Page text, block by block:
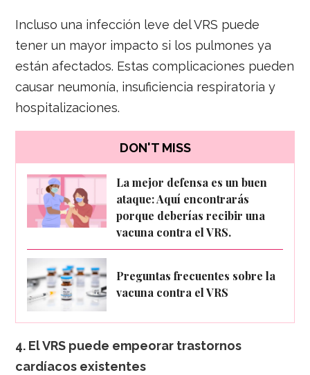
Incluso una infección leve del VRS puede
tener un mayor impacto si los pulmones ya
están afectados. Estas complicaciones pueden
causar neumonía, insuficiencia respiratoria y
hospitalizaciones.
DON'T MISS
La mejor defensa es un buen
ataque: Aquí encontrarás
porque deberías recibir una
vacuna contra el VRS.
Preguntas frecuentes sobre la
vacuna contra el VRS
4. El VRS puede empeorar trastornos
cardíacos existentes